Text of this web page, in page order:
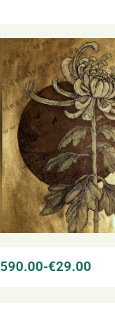
€29.00
-
590.00